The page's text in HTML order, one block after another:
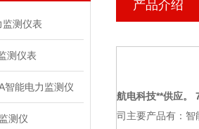
测仪表
测仪表
智能电力监测仪
测仪
产品介绍
航电科技**供应。
司主要产品有：智